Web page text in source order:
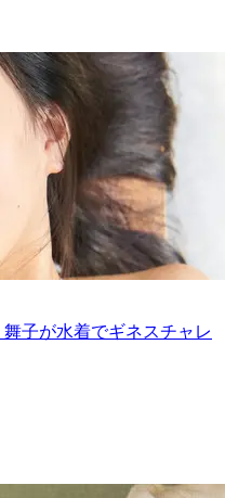
子が水着でギネスチャレ